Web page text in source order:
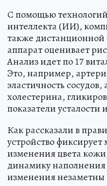
С помощью
интеллекта (ИИ),
также
аппарат оценивает
Анализ идет по 17
Это, например,
эластичность
холестерина,
показатели усталости
Как рассказали в
устройство
изменения цвета
динамику наполнения
изменения незаметны